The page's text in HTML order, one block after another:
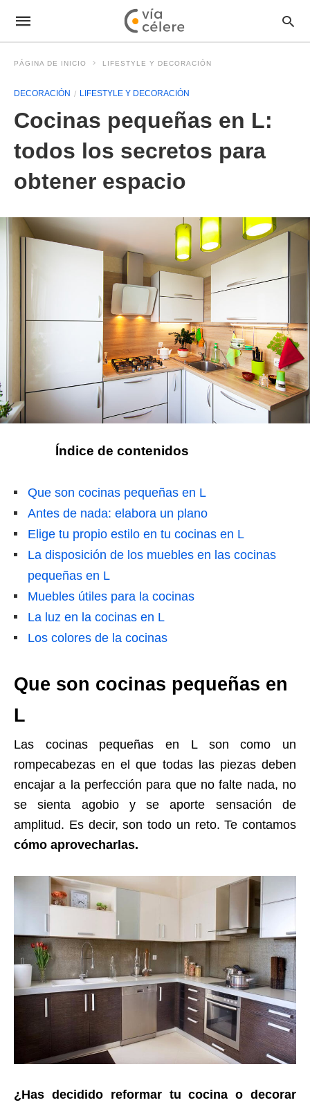
PÁGINA DE INICIO LIFESTYLE Y DECORACIÓN
DECORACIÓN LIFESTYLE Y DECORACIÓN
Cocinas pequeñas en L:
todos los secretos para
obtener espacio
Índice de contenidos
Que son cocinas pequeñas en L
Antes de nada: elabora un plano
Elige tu propio estilo en tu cocinas en L
La disposición de los muebles en las cocinas
pequeñas en L
Muebles útiles para la cocinas
La luz en la cocinas en L
Los colores de la cocinas
Que son cocinas pequeñas en
L
Las cocinas pequeñas en L son como un
rompecabezas en el que todas las piezas deben
encajar a la perfección para que no falte nada, no
se sienta agobio y se aporte sensación de
amplitud. Es decir, son todo un reto. Te contamos
cómo aprovecharlas.
¿Has decidido reformar tu cocina o decorar